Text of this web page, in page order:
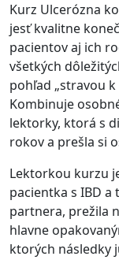
Kurz Ulcerózna
jesť kvalitne
pacientov aj ich
všetkých
pohľad „stravou
Kombinuje
lektorky, ktorá s
rokov a prešla si
Lektorkou kurzu
pacientka s IBD
partnera, prežila
hlavne
ktorých následky